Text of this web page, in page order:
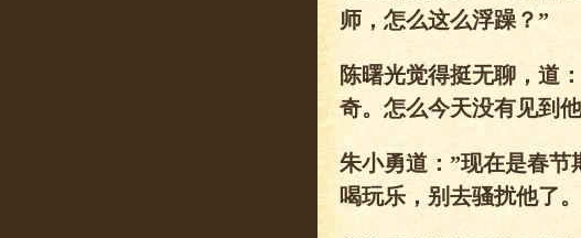
师，怎么这么浮躁？”
陈曙光觉得挺无聊，道
奇。怎么今天没有见到
朱小勇道：”现在是春
喝玩乐，别去骚扰他了